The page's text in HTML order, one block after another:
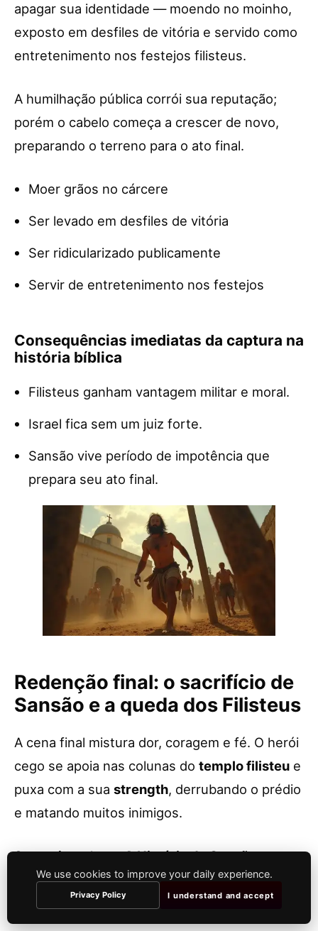
apagar sua identidade — moendo no moinho,
exposto em desfiles de vitória e servido como
entretenimento nos festejos filisteus.
A humilhação pública corrói sua reputação;
porém o cabelo começa a crescer de novo,
preparando o terreno para o ato final.
Moer grãos no cárcere
Ser levado em desfiles de vitória
Ser ridicularizado publicamente
Servir de entretenimento nos festejos
Consequências imediatas da captura na
história bíblica
Filisteus ganham vantagem militar e moral.
Israel fica sem um juiz forte.
Sansão vive período de impotência que
prepara seu ato final.
Redenção final: o sacrifício de
Sansão e a queda dos Filisteus
A cena final mistura dor, coragem e fé. O herói
cego se apoia nas colunas do templo filisteu e
puxa com a sua strength, derrubando o prédio
e matando muitos inimigos.
Se você conheceA História de Sansão e
Dalila, lembra que esse fim é o ponto alto de
traição, prisão e recuperação da missão.
We use cookies to improve your daily experience.
Privacy Policy I understand and accept